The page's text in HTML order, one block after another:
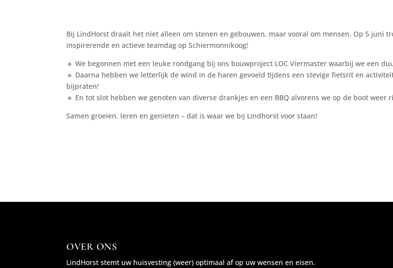
Bij LindHorst draait het niet alleen om stenen en gebouwen, maar vooral om mensen. Op 5 juni
inspirerende en actieve teamdag op Schiermonnikoog!
🔹 We begonnen met een leuke rondgang bij ons bouwproject LOC Viermaster waarbij we een
🔹 Daarna hebben we letterlijk de wind in de haren gevoeld tijdens een stevige fietsrit en
bijpraten!
🔹 En tot slot hebben we genoten van diverse drankjes en een BBQ alvorens we op de boot
Samen groeien, leren en genieten – dat is waar we bij Lindhorst voor staan!
OVER ONS
LindHorst stemt uw huisvesting (weer) optimaal af op uw wensen en eisen.